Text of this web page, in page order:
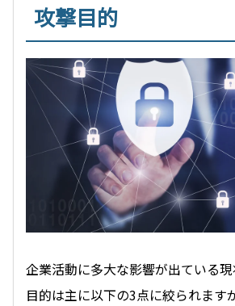
攻撃目的
企業活動に多大な影響が出ている
目的は主に以下の3点に絞られます